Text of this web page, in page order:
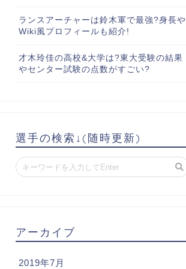
ランスアーチャーは鈴木軍で最強?身長や
Wiki風プロフィールも紹介!
才木玲佳の高校&大学は?東大受験の結果
やセンター試験の点数がすごい?
選手の検索↓(随時更新)
アーカイブ
2019年7月